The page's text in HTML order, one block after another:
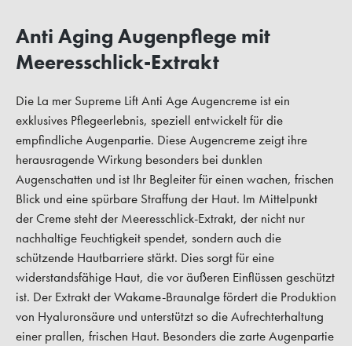
Anti Aging Augenpflege mit
Meeresschlick-Extrakt
Die La mer Supreme Lift Anti Age Augencreme ist ein
exklusives Pflegeerlebnis, speziell entwickelt für die
empfindliche Augenpartie. Diese Augencreme zeigt ihre
herausragende Wirkung besonders bei dunklen
Augenschatten und ist Ihr Begleiter für einen wachen, frischen
Blick und eine spürbare Straffung der Haut. Im Mittelpunkt
der Creme steht der Meeresschlick-Extrakt, der nicht nur
nachhaltige Feuchtigkeit spendet, sondern auch die
schützende Hautbarriere stärkt. Dies sorgt für eine
widerstandsfähige Haut, die vor äußeren Einflüssen geschützt
ist. Der Extrakt der Wakame-Braunalge fördert die Produktion
von Hyaluronsäure und unterstützt so die Aufrechterhaltung
einer prallen, frischen Haut. Besonders die zarte Augenpartie